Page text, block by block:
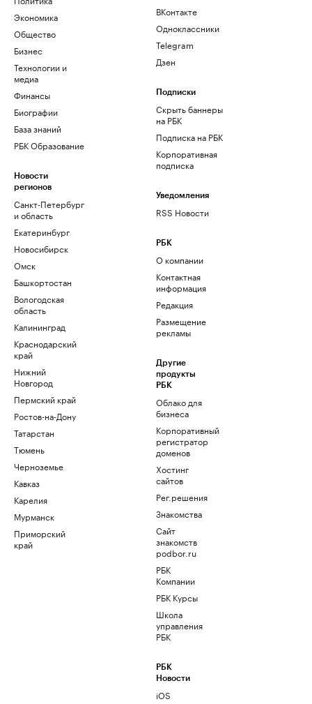
Экономика
Общество
Бизнес
Технологии и
медиа
Финансы
Биографии
База знаний
РБК Образование
Новости
регионов
Санкт-Петербург
и область
Екатеринбург
Новосибирск
Омск
Башкортостан
Вологодская
область
Калининград
Краснодарский
край
Нижний
Новгород
Пермский край
Ростов-на-Дону
Татарстан
Тюмень
Черноземье
Кавказ
Карелия
Мурманск
Приморский
край
ВКонтакте
Одноклассники
Telegram
Дзен
Подписки
Скрыть баннеры
на РБК
Подписка на РБК
Корпоративная
подписка
Уведомления
RSS Новости
РБК
О компании
Контактная
информация
Редакция
Размещение
рекламы
Другие
продукты
РБК
Облако для
бизнеса
Корпоративный
регистратор
доменов
Хостинг
сайтов
Рег.решения
Знакомства
Сайт
знакомств
podbor.ru
РБК
Компании
РБК Курсы
Школа
управления
РБК
РБК
Новости
iOS